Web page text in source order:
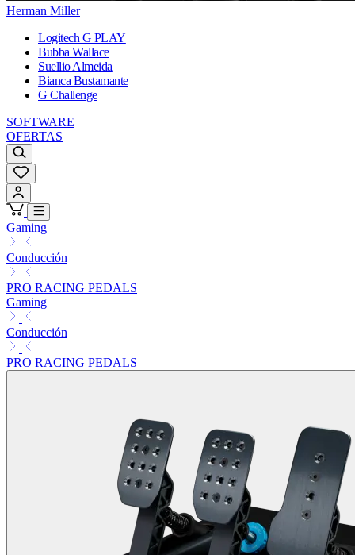
Herman Miller
Logitech G PLAY
Bubba Wallace
Suellio Almeida
Bianca Bustamante
G Challenge
SOFTWARE
OFERTAS
Gaming
Conducción
PRO RACING PEDALS
Gaming
Conducción
PRO RACING PEDALS